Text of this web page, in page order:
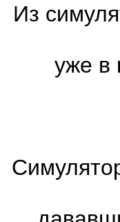
Из
уже в